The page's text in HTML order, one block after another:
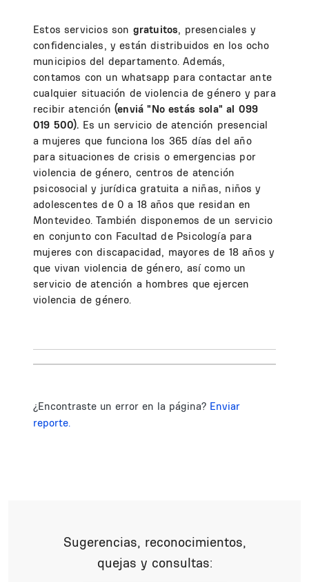
Estos servicios son gratuitos, presenciales y
confidenciales, y están distribuidos en los ocho
municipios del departamento. Además,
contamos con un whatsapp para contactar ante
cualquier situación de violencia de género y para
recibir atención(enviá "No estás sola" al 099
019 500). Es un servicio de atención presencial
a mujeres que funciona los 365 días del año
para situaciones de crisis o emergencias por
violencia de género, centros de atención
psicosocial y jurídica gratuita a niñas, niños y
adolescentes de 0 a 18 años que residan en
Montevideo. También disponemos de un servicio
en conjunto con Facultad de Psicología para
mujeres con discapacidad, mayores de 18 años y
que vivan violencia de género, así como un
servicio de atención a hombres que ejercen
violencia de género.
¿Encontraste un error en la página? Enviar
reporte.
Sugerencias, reconocimientos,
quejas y consultas: